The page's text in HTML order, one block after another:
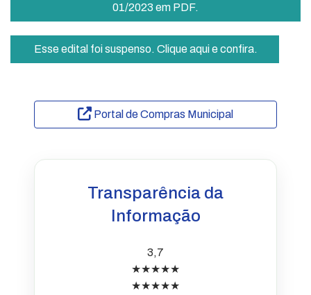
01/2023 em PDF.
Esse edital foi suspenso. Clique aqui e confira.
Portal de Compras Municipal
Transparência da
Informação
3,7
★★★★★
★★★★★